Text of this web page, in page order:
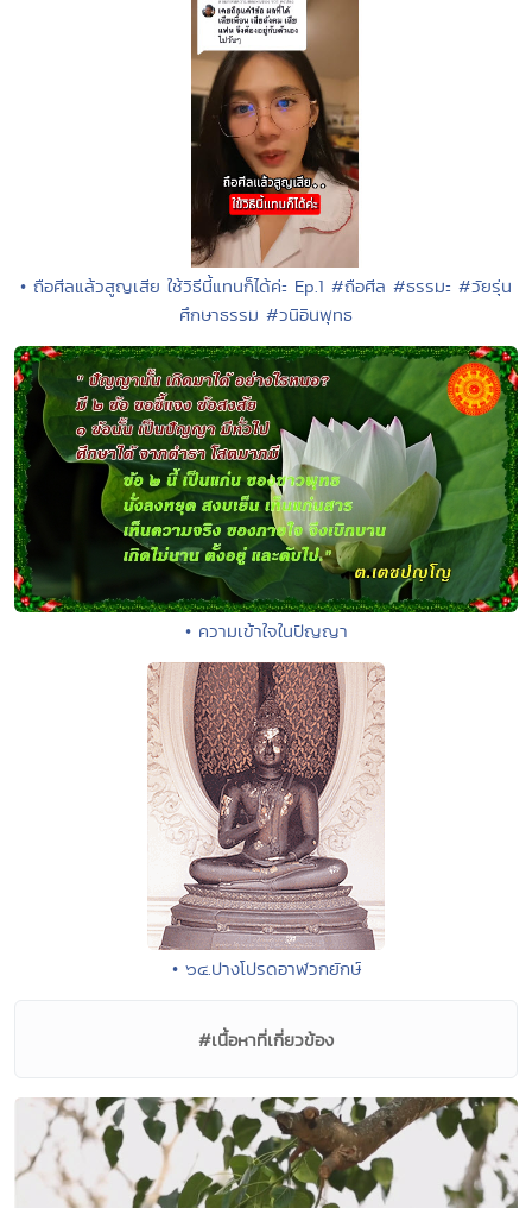
• ถือศีลแล้วสูญเสีย ใช้วิธีนี้แทนก็ได้ค่ะ Ep.1 #ถือศีล #ธรรมะ #วัยรุ่น
ศึกษาธรรม #วนิอินพุทธ
• ความเข้าใจในปัญญา
• ๖๔.ปางโปรดอาฬวกยักษ์
#เนื้อหาที่เกี่ยวข้อง